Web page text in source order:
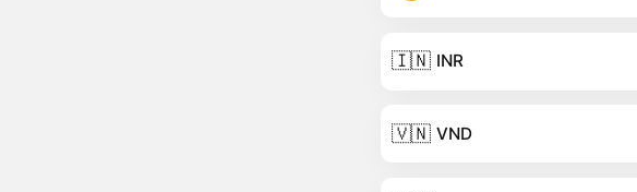
🇮🇳 INR
🇻🇳 VND